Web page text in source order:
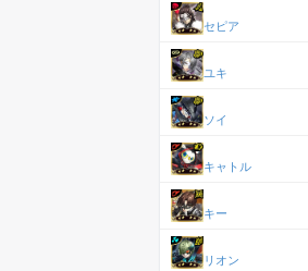
セピア
ユキ
ソイ
キャトル
キー
リオン